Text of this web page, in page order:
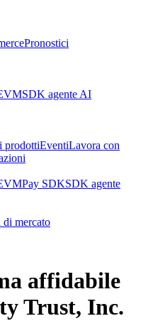
Pronostici
SDK agente AI
prodottiEventiLavora con
Pay SDKSDK agente
mercato
affidabile
Trust, Inc.